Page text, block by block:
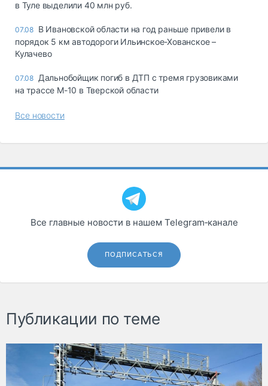
в Туле выделили 40 млн руб.
07.08 В Ивановской области на год раньше привели в
порядок 5 км автодороги Ильинское-Хованское –
Кулачево
07.08 Дальнобойщик погиб в ДТП с тремя грузовиками
на трассе М-10 в Тверской области
Все новости
Все главные новости в нашем Telegram‑канале
ПОДПИСАТЬСЯ
Публикации по теме